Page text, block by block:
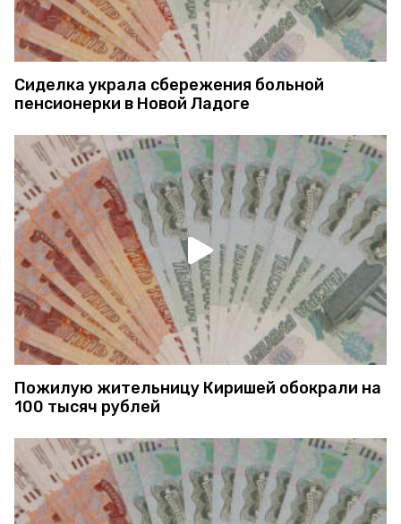
Сиделка украла сбережения больной
пенсионерки в Новой Ладоге
Пожилую жительницу Киришей обокрали на
100 тысяч рублей